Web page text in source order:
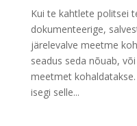
Kui te kahtlete politsei
dokumenteerige,
järelevalve meetme
seadus seda nõuab,
meetmet
isegi selle...